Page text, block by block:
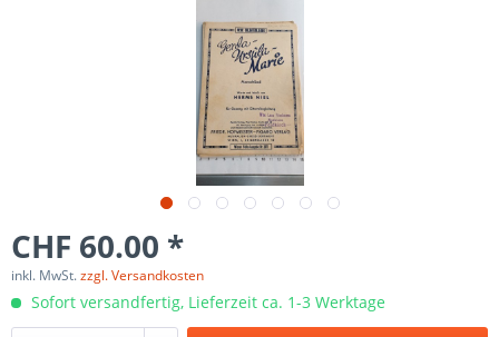
CHF 60.00 *
inkl. MwSt.zzgl. Versandkosten
Sofort versandfertig, Lieferzeit ca. 1-3 Werktage